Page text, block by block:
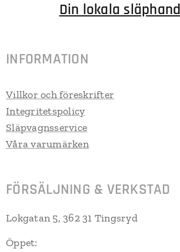
Din lokala
INFORMATION
Villkor och föreskrifter
Integritetspolicy
Släpvagnsservice
Våra varumärken
FÖRSÄLJNING & VERKSTAD
Lokgatan 5, 362 31 Tingsryd
Öppet: